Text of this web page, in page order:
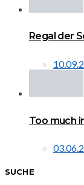
Regal der
Too much
SUCHE